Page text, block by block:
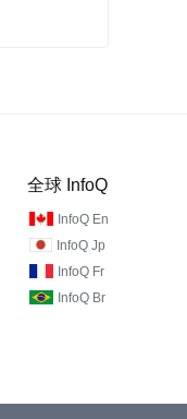
全球 InfoQ
InfoQ En
InfoQ Jp
InfoQ Fr
InfoQ Br